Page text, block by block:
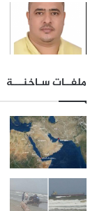
ملفــات سـاخنـــة